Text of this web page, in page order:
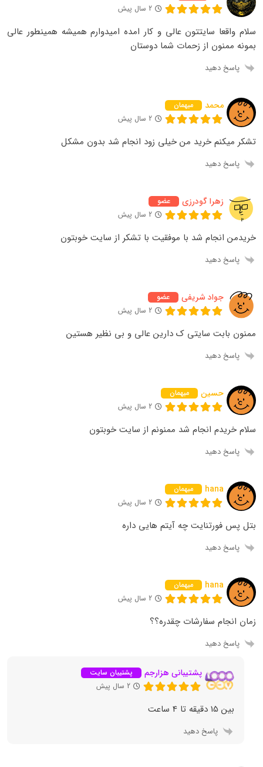
2 سال پیش
سلام واقعا سایتتون عالی و کار امده امیدوارم همیشه همینطور عالی
بمونه ممنون از زحمات شما دوستان
پاسخ دهید
محمد
میهمان
2 سال پیش
تشکر میکنم خرید من خیلی زود انجام شد بدون مشکل
پاسخ دهید
زهرا گودرزی
عضو
2 سال پیش
خریدمن انجام شد با موفقیت با تشکر از سایت خوبتون
پاسخ دهید
جواد شریفی
عضو
2 سال پیش
ممنون بابت سایتی ک دارین عالی و بی نظیر هستین
پاسخ دهید
حسین
میهمان
2 سال پیش
سلام خریدم انجام شد ممنونم از سایت خوبتون
پاسخ دهید
hana
میهمان
2 سال پیش
بتل پس فورتنایت چه آیتم هایی داره
پاسخ دهید
hana
میهمان
2 سال پیش
زمان انجام سفارشات چقدره؟؟
پاسخ دهید
پشتیبانی هزارجم
پشتیبان سایت
2 سال پیش
بین 15 دقیقه تا 4 ساعت
پاسخ دهید